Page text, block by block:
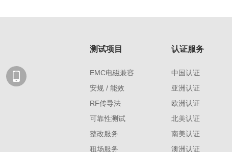
测试项目
EMC电磁兼容
安规 / 能效
RF传导法
可靠性测试
整改服务
租场服务
认证服务
中国认证
亚洲认证
欧洲认证
北美认证
南美认证
澳洲认证